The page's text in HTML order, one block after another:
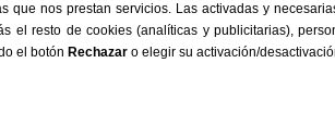
que nos prestan servicios. Las activadas y
el resto de cookies (analíticas y publicitarias),
el botón Rechazar o elegir su activación/